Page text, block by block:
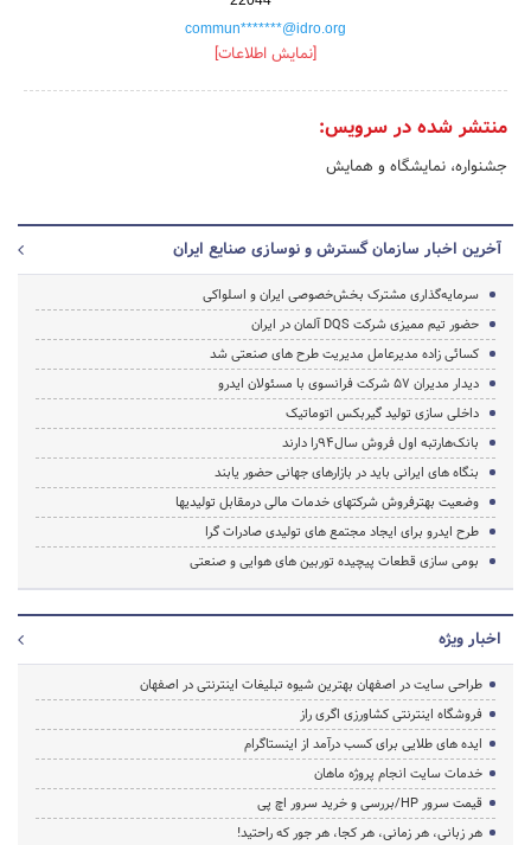
commun*******@idro.org
[نمایش اطلاعات]
منتشر شده در سرویس:
جشنواره، نمایشگاه و همایش
آخرین اخبار سازمان گسترش و نوسازی صنایع ایران
سرمایه‌گذاری مشترک بخش‌خصوصی ایران و اسلواکی
حضور تیم ممیزی شرکت DQS آلمان در ایران
کسائی زاده مدیرعامل مدیریت طرح های صنعتی شد
دیدار مدیران 57 شرکت فرانسوی با مسئولان ایدرو
داخلی سازی تولید گیربکس اتوماتیک
بانک‌هارتبه اول فروش سال94را دارند
بنگاه های ایرانی باید در بازارهای جهانی حضور یابند
وضعیت بهترفروش شرکتهای خدمات مالی درمقابل تولیدیها
طرح ایدرو برای ایجاد مجتمع های تولیدی صادرات گرا
بومی سازی قطعات پیچیده توربین های هوایی و صنعتی
اخبار ویژه
طراحی سایت در اصفهان بهترین شیوه تبلیغات اینترنتی در اصفهان
فروشگاه اینترنتی کشاورزی اگری راز
ایده های طلایی برای کسب درآمد از اینستاگرام
خدمات سایت انجام پروژه ماهان
قیمت سرور HP/بررسی و خرید سرور اچ پی
هر زبانی، هر زمانی، هر کجا، هر جور که راحتید!